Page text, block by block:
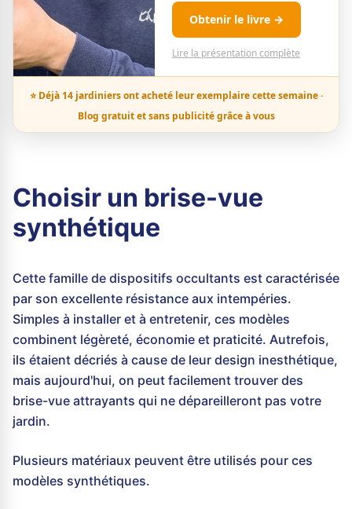
Obtenir le livre →
Lire la présentation complète
⭐ Déjà 14 jardiniers ont acheté leur exemplaire cette semaine ·
Blog gratuit et sans publicité grâce à vous
Choisir un brise-vue
synthétique
Cette famille de dispositifs occultants est caractérisée
par son excellente résistance aux intempéries.
Simples à installer et à entretenir, ces modèles
combinent légèreté, économie et praticité. Autrefois,
ils étaient décriés à cause de leur design inesthétique,
mais aujourd'hui, on peut facilement trouver des
brise-vue attrayants qui ne dépareilleront pas votre
jardin.
Plusieurs matériaux peuvent être utilisés pour ces
modèles synthétiques.